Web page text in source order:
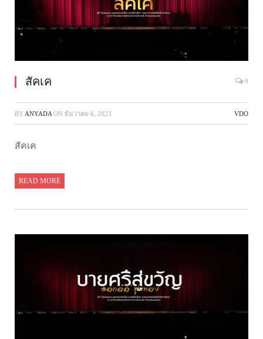
สัคเค 0
BY ANYADA ON ธันวาคม 6, 2023 VDO
สัคเค
READ MORE